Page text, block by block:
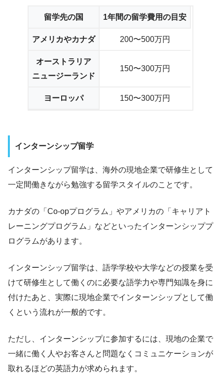
留学先の国 1年間の留学費用の目安
アメリカやカナダ 200〜500万円
オーストラリア
ニュージーランド
150〜300万円
ヨーロッパ 150〜300万円
インターンシップ留学
インターンシップ留学は、海外の現地企業で研修生として
一定間働きながら勉強する留学スタイルのことです。
カナダの「Co-opプログラム」やアメリカの「キャリアト
レーニングプログラム」などといったインターンシッププ
ログラムがあります。
インターンシップ留学は、語学学校や大学などの授業を受
けて研修生として働くのに必要な語学力や専門知識を身に
付けたあと、実際に現地企業でインターンシップとして働
くという流れが一般的です。
ただし、インターンシップに参加するには、現地の企業で
一緒に働く人やお客さんと問題なくコミュニケーションが
取れるほどの英語力が求められます。